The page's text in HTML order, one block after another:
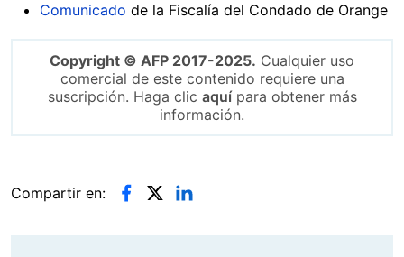
Comunicado de la Fiscalía del Condado de Orange
Copyright © AFP 2017-2025. Cualquier uso
comercial de este contenido requiere una
suscripción. Haga clic aquípara obtener más
información.
Compartir en: